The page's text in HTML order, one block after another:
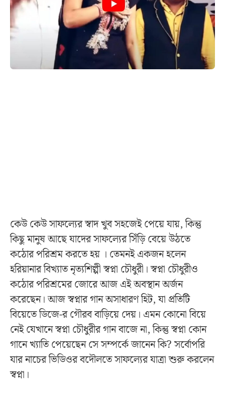
কেউ কেউ সাফল্যের স্বাদ খুব সহজেই পেয়ে যায়, কিন্তু
কিছু মানুষ আছে যাদের সাফল্যের সিঁড়ি বেয়ে উঠতে
কঠোর পরিশ্রম করতে হয় । তেমনই একজন হলেন
হরিয়ানার বিখ্যাত নৃত্যশিল্পী স্বপ্না চৌধুরী। স্বপ্না চৌধুরীও
কঠোর পরিশ্রমের জোরে আজ এই অবস্থান অর্জন
করেছেন। আজ স্বপ্নার গান অসাধারণ হিট, যা প্রতিটি
বিয়েতে ডিজে-র গৌরব বাড়িয়ে দেয়। এমন কোনো বিয়ে
নেই যেখানে স্বপ্না চৌধুরীর গান বাজে না, কিন্তু স্বপ্না কোন
গানে খ্যাতি পেয়েছেন সে সম্পর্কে জানেন কি? সর্বোপরি
যার নাচের ভিডিওর বদৌলতে সাফল্যের যাত্রা শুরু করলেন
স্বপ্না।